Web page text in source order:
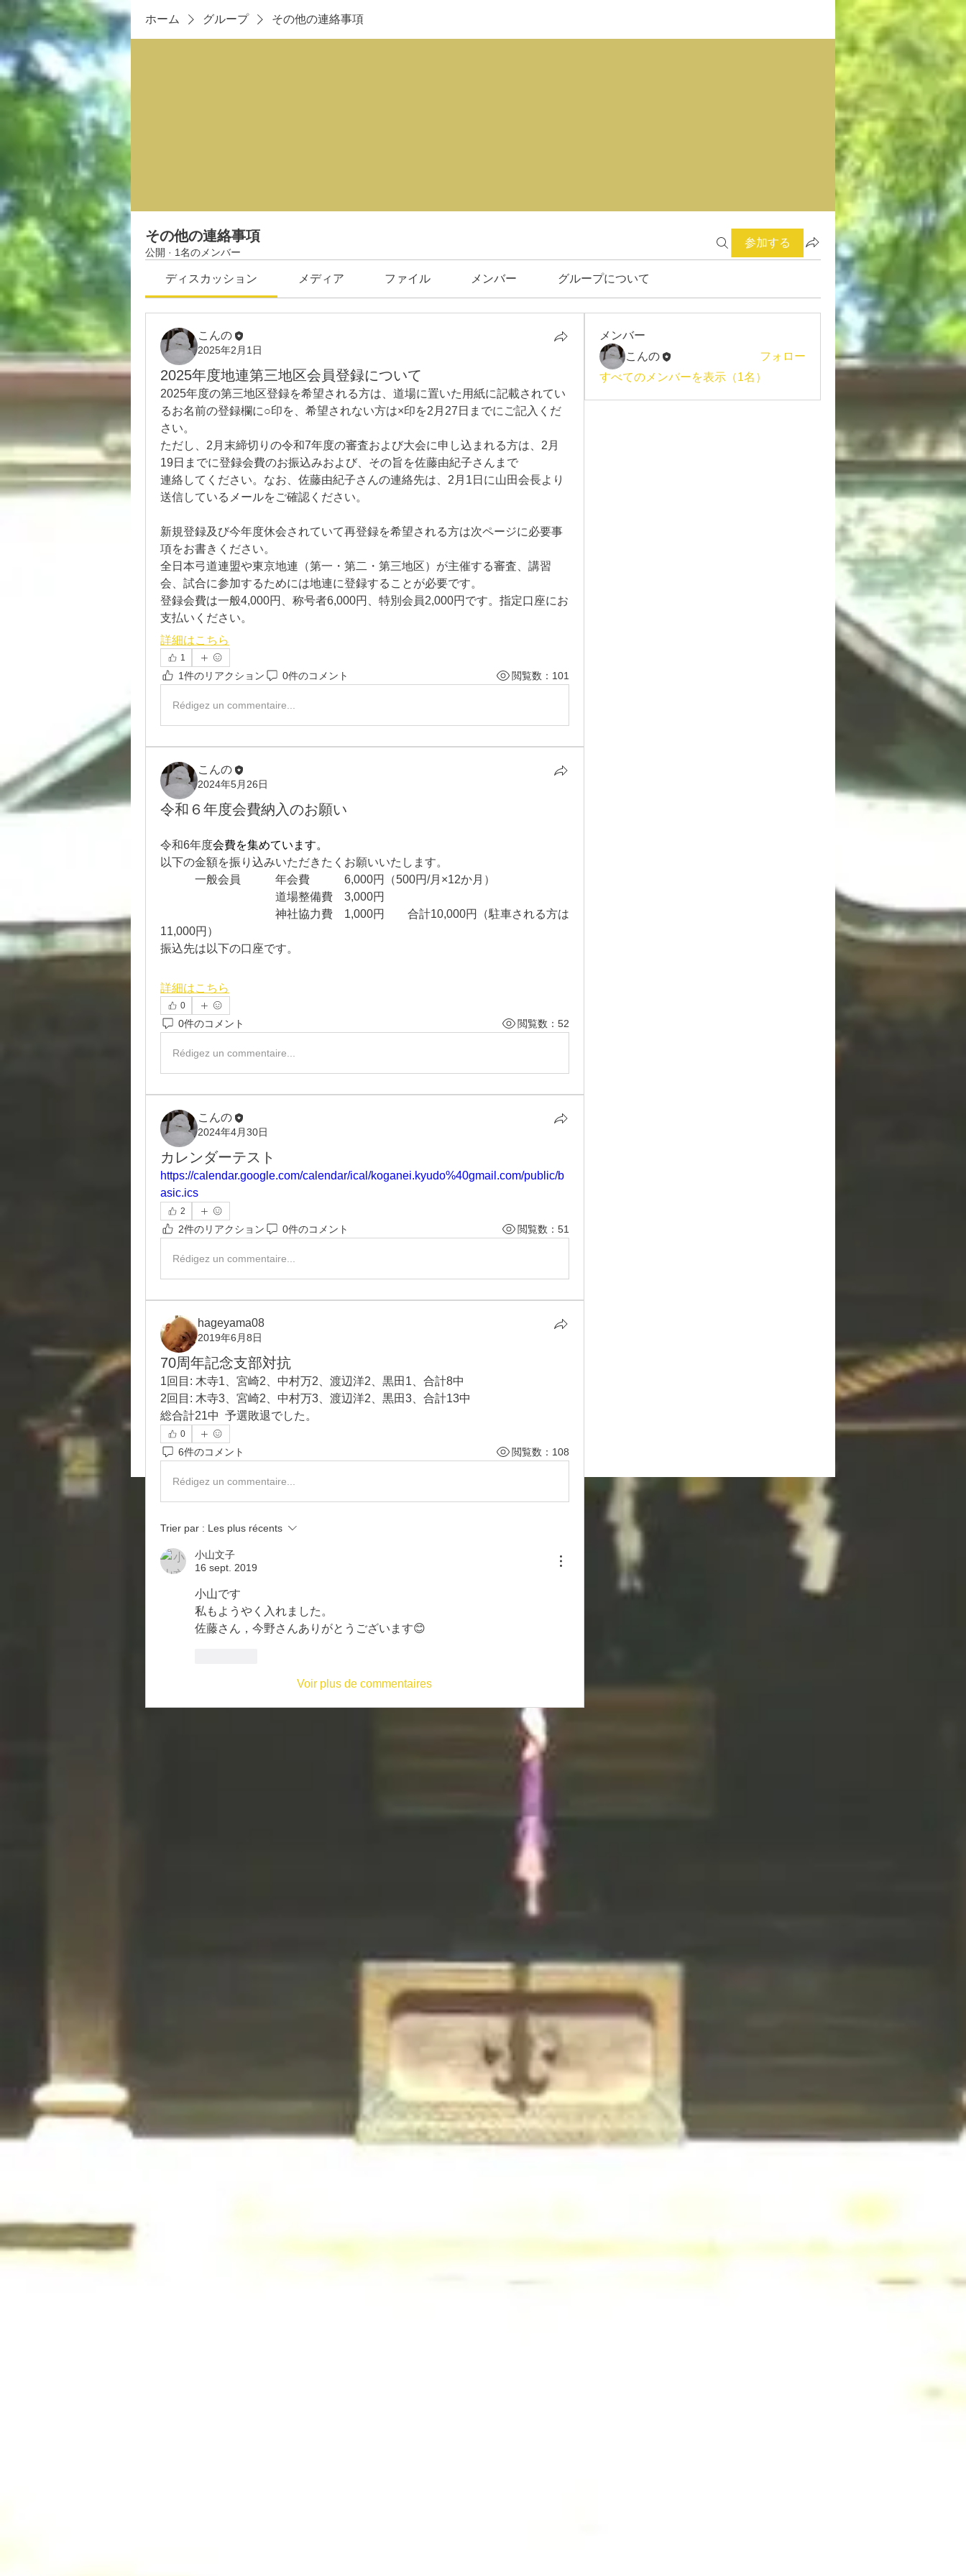
ホーム グループ その他の連絡事項
その他の連絡事項
公開 · 1名のメンバー
参加する
ディスカッション メディア ファイル メンバー グループについて
こんの
2025年2月1日
2025年度地連第三地区会員登録について
2025年度の第三地区登録を希望される方は、道場に置いた用紙に記載されてい
るお名前の登録欄に○印を、希望されない方は×印を2月27日までにご記入くだ
さい。
ただし、2月末締切りの令和7年度の審査および大会に申し込まれる方は、2月
19日までに登録会費のお振込みおよび、その旨を佐藤由紀子さんまで
連絡してください。なお、佐藤由紀子さんの連絡先は、2月1日に山田会長より
送信しているメールをご確認ください。
新規登録及び今年度休会されていて再登録を希望される方は次ページに必要事
項をお書きください。
全日本弓道連盟や東京地連（第一・第二・第三地区）が主催する審査、講習
会、試合に参加するためには地連に登録することが必要です。
登録会費は一般4,000円、称号者6,000円、特別会員2,000円です。指定口座にお
支払いください。
詳細はこちら
1
1件のリアクション 0件のコメント 閲覧数：101
Rédigez un commentaire...
こんの
2024年5月26日
令和６年度会費納入のお願い
令和6年度会費を集めています。
以下の金額を振り込みいただきたくお願いいたします。
一般会員　　　年会費　　　6,000円（500円/月×12か月）
道場整備費　3,000円
神社協力費　1,000円　　合計10,000円（駐車される方は
11,000円）
振込先は以下の口座です。
詳細はこちら
0
0件のコメント 閲覧数：52
Rédigez un commentaire...
こんの
2024年4月30日
カレンダーテスト
https://calendar.google.com/calendar/ical/koganei.kyudo%40gmail.com/public/b
asic.ics
2
2件のリアクション 0件のコメント 閲覧数：51
Rédigez un commentaire...
hageyama08
2019年6月8日
70周年記念支部対抗
1回目: 木寺1、宮崎2、中村万2、渡辺洋2、黒田1、合計8中
2回目: 木寺3、宮崎2、中村万3、渡辺洋2、黒田3、合計13中
総合計21中  予選敗退でした。
0
6件のコメント 閲覧数：108
Rédigez un commentaire...
Trier par : Les plus récents
小山文子
16 sept. 2019
小山です
私もようやく入れました。
佐藤さん，今野さんありがとうございます😊
Voir plus de commentaires
メンバー
こんの
フォロー
すべてのメンバーを表示（1名）